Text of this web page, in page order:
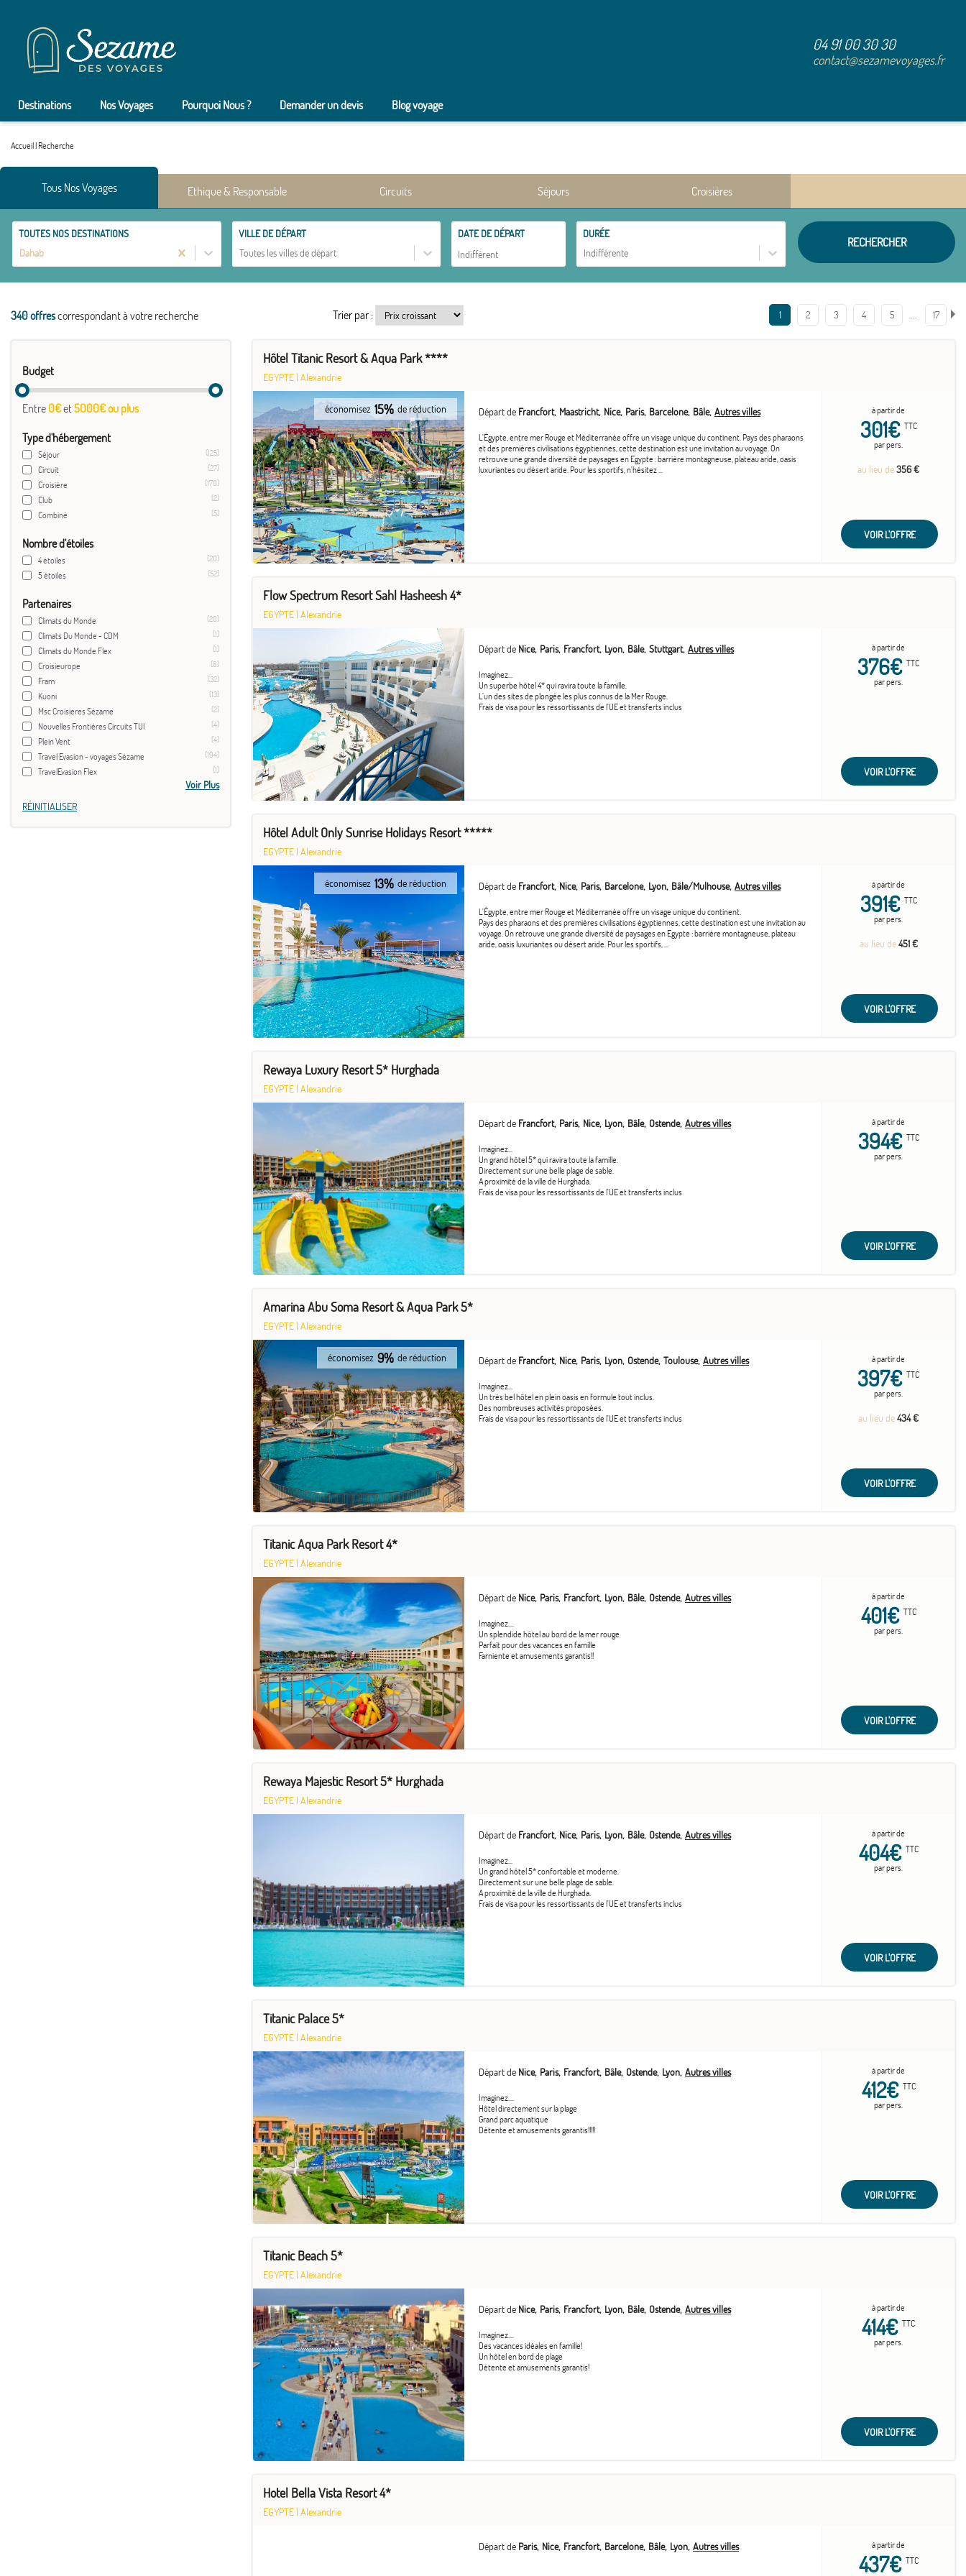
04 91 00 30 30
contact@sezamevoyages.fr
Destinations Nos Voyages Pourquoi Nous ? Demander un devis Blog voyage
Accueil| Recherche
Tous Nos Voyages Ethique & Responsable Circuits Séjours Croisières
TOUTES NOS DESTINATIONS
Dahab
VILLE DE DÉPART
Toutes les villes de départ
DATE DE DÉPART
DURÉE
Indifférente
RECHERCHER
340 offrescorrespondant à votre recherche Trier par : 1 2 3 4 5 … 17
Budget
Entre 0€et5000€ ou plus
Type d'hébergement
Séjour (125)
Circuit (27)
Croisière (170)
Club (2)
Combiné (5)
Nombre d'étoiles
4 étoiles (20)
5 étoiles (52)
Partenaires
Climats du Monde (20)
Climats Du Monde - CDM (1)
Climats du Monde Flex (1)
Croisieurope (8)
Fram (32)
Kuoni (13)
Msc Croisieres Sézame (2)
Nouvelles Frontières Circuits TUI (4)
Plein Vent (4)
Travel Evasion - voyages Sézame (194)
TravelEvasion Flex (1)
Voir Plus
RÉINITIALISER
Hôtel Titanic Resort & Aqua Park ****
EGYPTE | Alexandrie
économisez 15% de réduction Départ de Francfort Maastricht Nice Paris Barcelone Bâle Autres villes
L'Égypte, entre mer Rouge et Méditerranée offre un visage unique du continent. Pays des pharaons
et des premières civilisations égyptiennes, cette destination est une invitation au voyage. On
retrouve une grande diversité de paysages en Egypte : barrière montagneuse, plateau aride, oasis
luxuriantes ou désert aride. Pour les sportifs, n'hésitez ...
à partir de
301€ TTC
par pers.
au lieu de356 €
VOIR L'OFFRE
Flow Spectrum Resort Sahl Hasheesh 4*
EGYPTE | Alexandrie
Départ de Nice Paris Francfort Lyon Bâle Stuttgart Autres villes
Imaginez...
Un superbe hôtel 4* qui ravira toute la famille.
L’un des sites de plongée les plus connus de la Mer Rouge.
Frais de visa pour les ressortissants de l'UE et transferts inclus
à partir de
376€ TTC
par pers.
VOIR L'OFFRE
Hôtel Adult Only Sunrise Holidays Resort *****
EGYPTE | Alexandrie
économisez 13% de réduction Départ de Francfort Nice Paris Barcelone Lyon Bâle/Mulhouse Autres villes
L'Égypte, entre mer Rouge et Méditerranée offre un visage unique du continent.
Pays des pharaons et des premières civilisations égyptiennes, cette destination est une invitation au
voyage. On retrouve une grande diversité de paysages en Egypte : barrière montagneuse, plateau
aride, oasis luxuriantes ou désert aride. Pour les sportifs, ...
à partir de
391€ TTC
par pers.
au lieu de451 €
VOIR L'OFFRE
Rewaya Luxury Resort 5* Hurghada
EGYPTE | Alexandrie
Départ de Francfort Paris Nice Lyon Bâle Ostende Autres villes
Imaginez...
Un grand hôtel 5* qui ravira toute la famille.
Directement sur une belle plage de sable.
A proximité de la ville de Hurghada.
Frais de visa pour les ressortissants de l'UE et transferts inclus
à partir de
394€ TTC
par pers.
VOIR L'OFFRE
Amarina Abu Soma Resort & Aqua Park 5*
EGYPTE | Alexandrie
économisez 9% de réduction Départ de Francfort Nice Paris Lyon Ostende Toulouse Autres villes
Imaginez...
Un très bel hôtel en plein oasis en formule tout inclus.
Des nombreuses activités proposées.
Frais de visa pour les ressortissants de l'UE et transferts inclus
à partir de
397€ TTC
par pers.
au lieu de434 €
VOIR L'OFFRE
Titanic Aqua Park Resort 4*
EGYPTE | Alexandrie
Départ de Nice Paris Francfort Lyon Bâle Ostende Autres villes
Imaginez....
Un splendide hôtel au bord de la mer rouge
Parfait pour des vacances en famille
Farniente et amusements garantis!!
à partir de
401€ TTC
par pers.
VOIR L'OFFRE
Rewaya Majestic Resort 5* Hurghada
EGYPTE | Alexandrie
Départ de Francfort Nice Paris Lyon Bâle Ostende Autres villes
Imaginez...
Un grand hôtel 5* confortable et moderne.
Directement sur une belle plage de sable.
A proximité de la ville de Hurghada.
Frais de visa pour les ressortissants de l'UE et transferts inclus
à partir de
404€ TTC
par pers.
VOIR L'OFFRE
Titanic Palace 5*
EGYPTE | Alexandrie
Départ de Nice Paris Francfort Bâle Ostende Lyon Autres villes
Imaginez....
Hôtel directement sur la plage
Grand parc aquatique
Détente et amusements garantis!!!!!
à partir de
412€ TTC
par pers.
VOIR L'OFFRE
Titanic Beach 5*
EGYPTE | Alexandrie
Départ de Nice Paris Francfort Lyon Bâle Ostende Autres villes
Imaginez....
Des vacances idéales en famille!
Un hôtel en bord de plage
Détente et amusements garantis!
à partir de
414€ TTC
par pers.
VOIR L'OFFRE
Hotel Bella Vista Resort 4*
EGYPTE | Alexandrie
Départ de Paris Nice Francfort Barcelone Bâle Lyon Autres villes à partir de
437€ TTC